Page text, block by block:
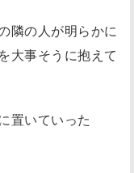
隣の人が明らかに
大事そうに抱えて
置いていった